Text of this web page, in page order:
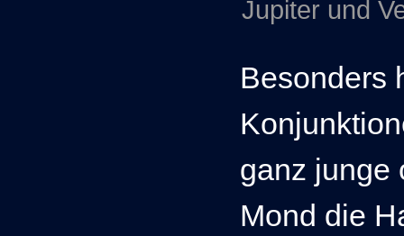
Jupiter und
Besonders
ganz junge
Mond die